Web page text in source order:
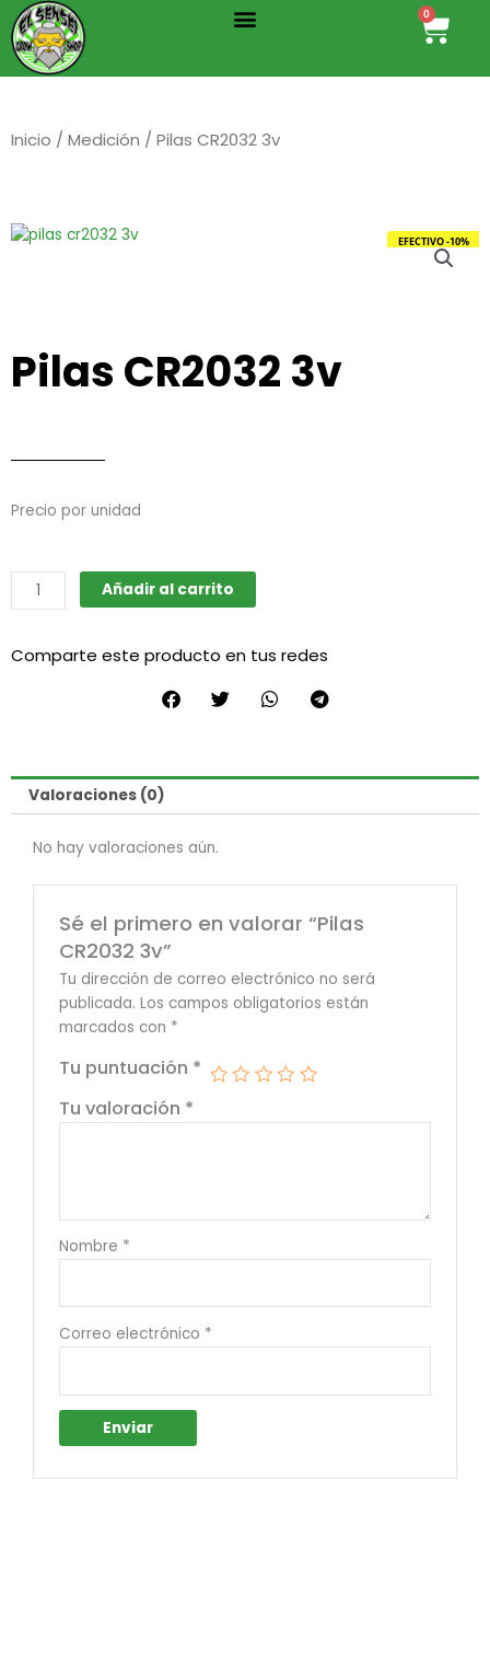
al
contenido
Menu 0
Cart
Inicio / Medición / Pilas CR2032 3v
EFECTIVO -10%
Pilas CR2032 3v
Precio por unidad
Pilas
CR2032
cantidad
Añadir al carrito
Comparte este producto en tus redes
Valoraciones (0)
No hay valoraciones aún.
Sé el primero en valorar “Pilas
CR2032 3v”
Tu dirección de correo electrónico no será
publicada. Los campos obligatorios están
marcados con *
Tu puntuación *
Tu valoración *
Nombre *
Correo electrónico *